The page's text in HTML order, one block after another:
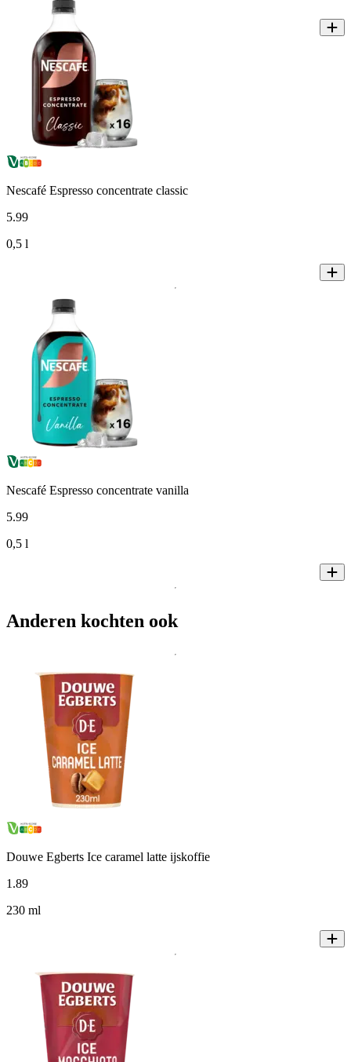
Nescafé Espresso concentrate classic
5.99
0,5 l
Nescafé Espresso concentrate vanilla
5.99
0,5 l
Anderen kochten ook
Douwe Egberts Ice caramel latte ijskoffie
1 .89
230 ml